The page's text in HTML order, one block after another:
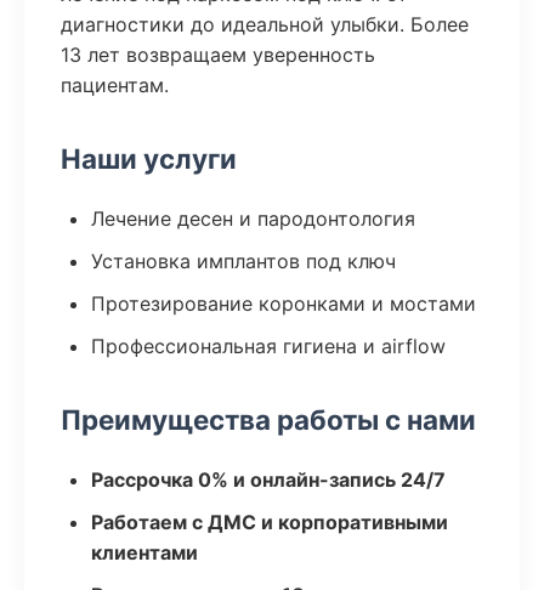
диагностики до идеальной улыбки. Более
13 лет возвращаем уверенность
пациентам.
Наши услуги
Лечение десен и пародонтология
Установка имплантов под ключ
Протезирование коронками и мостами
Профессиональная гигиена и airflow
Преимущества работы с нами
Рассрочка 0% и онлайн-запись 24/7
Работаем с ДМС и корпоративными
клиентами